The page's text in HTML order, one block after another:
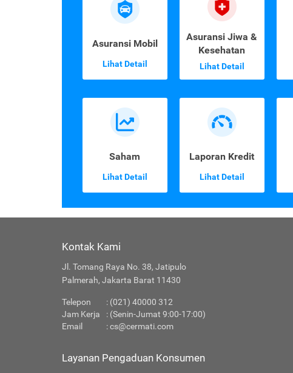
Asuransi Mobil
Lihat Detail
Asuransi Jiwa &
Kesehatan
Lihat Detail
Saham
Lihat Detail
Laporan Kredit
Lihat Detail
Kontak Kami
Jl. Tomang Raya No. 38, Jatipulo
Palmerah, Jakarta Barat 11430
Telepon
: (021) 40000 312
Jam Kerja
: (Senin-Jumat 9:00-17:00)
Email
:cs@cermati.com
Layanan Pengaduan Konsumen